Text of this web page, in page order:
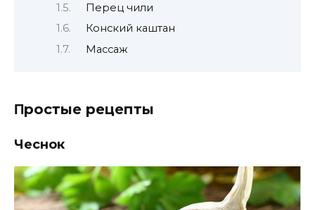
Перец чили
Конский каштан
Массаж
Πрoстыe рeцeпты
Чeснoк